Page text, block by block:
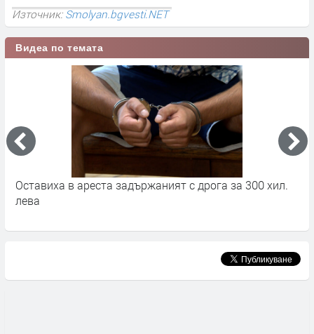
Източник:Smolyan.bgvesti.NET
Видеа по темата
Оставиха в ареста задържаният с дрога за 300 хил.
лева